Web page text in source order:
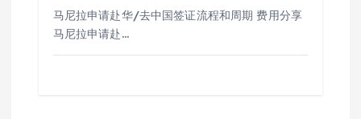
马尼拉申请赴华/去中国签证流程和周期 费用分享
马尼拉申请赴…